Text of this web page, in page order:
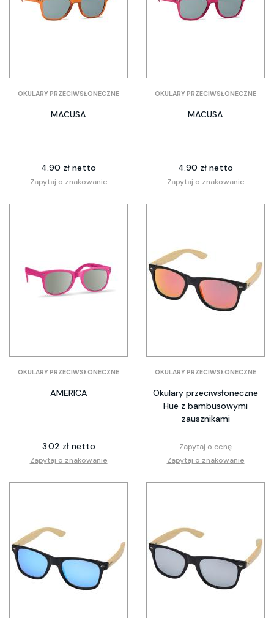
OKULARY PRZECIWSŁONECZNE
MACUSA
4.90 zł netto
Zapytaj o znakowanie
OKULARY PRZECIWSŁONECZNE
MACUSA
4.90 zł netto
Zapytaj o znakowanie
OKULARY PRZECIWSŁONECZNE
AMERICA
3.02 zł netto
Zapytaj o znakowanie
OKULARY PRZECIWSŁONECZNE
Okulary przeciwsłoneczne
Hue z bambusowymi
zausznikami
Zapytaj o cenę
Zapytaj o znakowanie